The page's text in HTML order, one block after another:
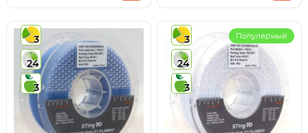
3
24
3
3
24
3
Популярный